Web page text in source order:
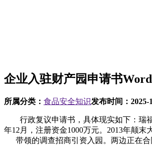
企业入驻财产园申请书
所属分类： 食品安全知识发布时间： 2025-
行政复议申请书，具体现实如下：瑞
年12月，注册资金1000万元。2013年颠末
带领的调查招商引资入园。两边正在